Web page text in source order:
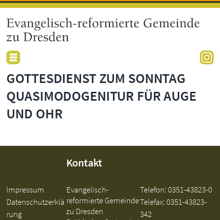
GOTTESDIENST ZUM SONNTAG
QUASIMODOGENITUR FÜR AUGE
UND OHR
Impressum
Datenschutzerklä
rung
Kontakt
Evangelisch-
reformierte Gemeinde
zu Dresden
Telefon:0351-43823-0
Telefax: 0351-43823-
342